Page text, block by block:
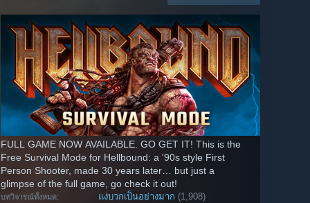
FULL GAME NOW AVAILABLE. GO GET IT! This is the
Free Survival Mode for Hellbound: a '90s style First
Person Shooter, made 30 years later… but just a
glimpse of the full game, go check it out!
บทวิจารณ์ทั้งหมด: แง่บวกเป็นอย่างมาก (1,908)